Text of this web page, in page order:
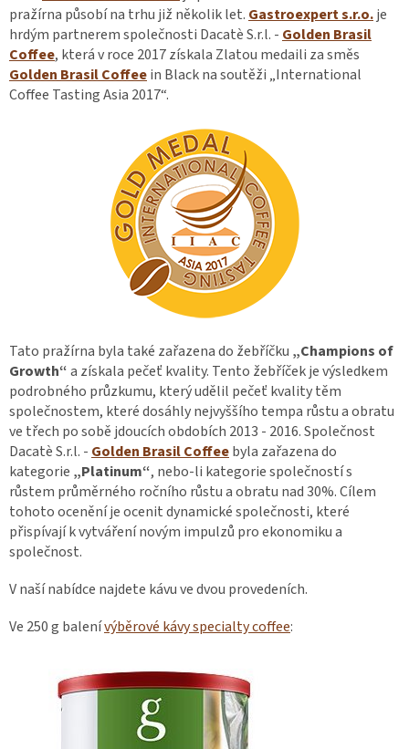
pražírna působí na trhu již několik let. Gastroexpert s.r.o.je
hrdým partnerem společnosti Dacatè S.r.l. - Golden Brasil
Coffee, která v roce 2017 získala Zlatou medaili za směs
Golden Brasil Coffeein Black na soutěži „International
Coffee Tasting Asia 2017“.
Tato pražírna byla také zařazena do žebříčku „Champions of
Growth“a získala pečeť kvality. Tento žebříček je výsledkem
podrobného průzkumu, který udělil pečeť kvality těm
společnostem, které dosáhly nejvyššího tempa růstu a obratu
ve třech po sobě jdoucích obdobích 2013 - 2016. Společnost
Dacatè S.r.l. - Golden Brasil Coffeebyla zařazena do
kategorie „Platinum“, nebo-li kategorie společností s
růstem průměrného ročního růstu a obratu nad 30%. Cílem
tohoto ocenění je ocenit dynamické společnosti, které
přispívají k vytváření novým impulzů pro ekonomiku a
společnost.
V naší nabídce najdete kávu ve dvou provedeních.
Ve 250 g balenívýběrové kávy specialty coffee: